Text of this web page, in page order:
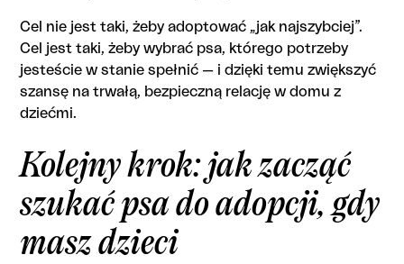
Cel nie jest taki, żeby adoptować „jak najszybciej”.
Cel jest taki, żeby wybrać psa, którego potrzeby
jesteście w stanie spełnić — i dzięki temu zwiększyć
szansę na trwałą, bezpieczną relację w domu z
dziećmi.
Kolejny krok: jak zacząć
szukać psa do adopcji, gdy
masz dzieci